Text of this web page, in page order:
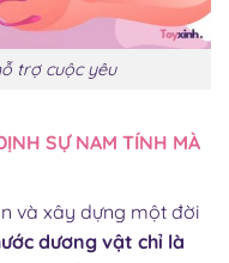
trợ cuộc yêu
SỰ NAM TÍNH MÀ
và xây dựng một đời
dương vật chỉ là